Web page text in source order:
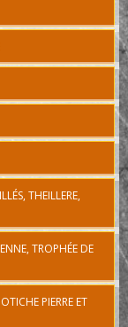
THEILLERE,
TROPHÉE DE
PIERRE ET